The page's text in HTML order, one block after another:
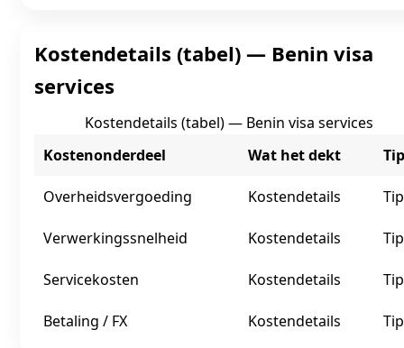
Kostendetails (tabel) — Benin visa
services
Kostendetails (tabel) — Benin visa services
Kostenonderdeel
Wat het dekt Tip
Overheidsvergoeding Kostendetails Tip
Verwerkingssnelheid Kostendetails Tip
Servicekosten Kostendetails Tip
Betaling / FX Kostendetails Tip